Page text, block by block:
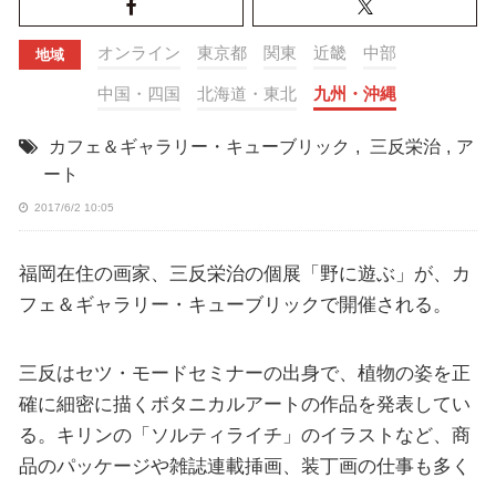
地域 オンライン 東京都 関東 近畿 中部
中国・四国 北海道・東北 九州・沖縄
カフェ＆ギャラリー・キューブリック , 三反栄治 , ア
ート
2017/6/2 10:05
福岡在住の画家、三反栄治の個展「野に遊ぶ」が、カ
フェ＆ギャラリー・キューブリックで開催される。
三反はセツ・モードセミナーの出身で、植物の姿を正
確に細密に描くボタニカルアートの作品を発表してい
る。キリンの「ソルティライチ」のイラストなど、商
品のパッケージや雑誌連載挿画、装丁画の仕事も多く